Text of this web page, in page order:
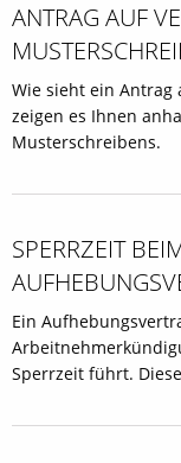
ANTRAG AUF
Wie sieht ein Antrag
zeigen es Ihnen
Musterschreibens.
SPERRZEIT
Ein
Sperrzeit führt.